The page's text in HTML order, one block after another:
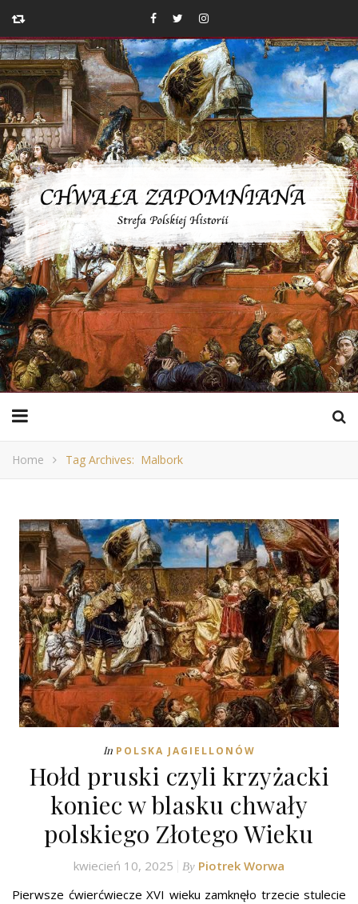
Home Tag Archives: Malbork
In POLSKA JAGIELLONÓW
Hołd pruski czyli krzyżacki
koniec w blasku chwały
polskiego Złotego Wieku
kwiecień 10, 2025 By Piotrek Worwa
Pierwsze ćwierćwiecze XVI wieku zamknęło trzecie stulecie